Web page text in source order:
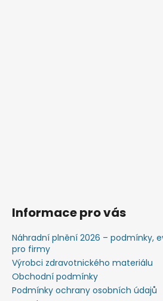
Informace pro vás
Náhradní plnění 2026 – podmínky,
pro firmy
Výrobci zdravotnického materiálu
Obchodní podmínky
Podmínky ochrany osobních údajů